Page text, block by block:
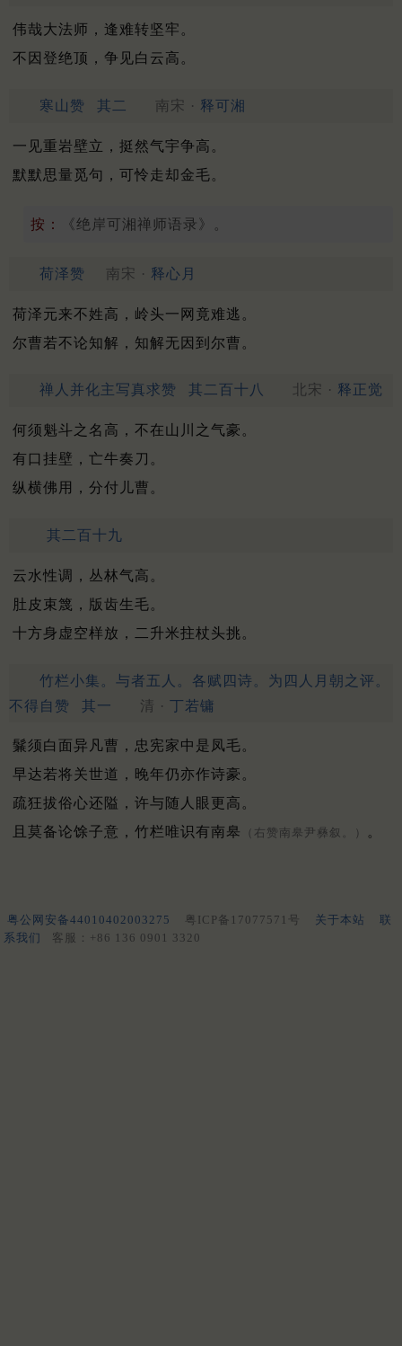
伟哉大法师，逢难转坚牢。
不因登绝顶，争见白云高。
寒山赞 其二 南宋 · 释可湘
一见重岩壁立，挺然气宇争高。
默默思量觅句，可怜走却金毛。
按： 《绝岸可湘禅师语录》。
荷泽赞 南宋 · 释心月
荷泽元来不姓高，岭头一网竟难逃。
尔曹若不论知解，知解无因到尔曹。
禅人并化主写真求赞 其二百十八 北宋 · 释正觉
何须魁斗之名高，不在山川之气豪。
有口挂壁，亡牛奏刀。
纵横佛用，分付儿曹。
其二百十九
云水性调，丛林气高。
肚皮束篾，版齿生毛。
十方身虚空样放，二升米拄杖头挑。
竹栏小集。与者五人。各赋四诗。为四人月朝之评。
不得自赞
其一 清 · 丁若镛
鬑须白面异凡曹，忠宪家中是凤毛。
早达若将关世道，晚年仍亦作诗豪。
疏狂拔俗心还隘，许与随人眼更高。
且莫备论馀子意，竹栏唯识有南皋
（右赞南皋尹彝叙。） 。
粤公网安备44010402003275 粤ICP备17077571号 关于本站
联
系我们
客服：+86 136 0901 3320